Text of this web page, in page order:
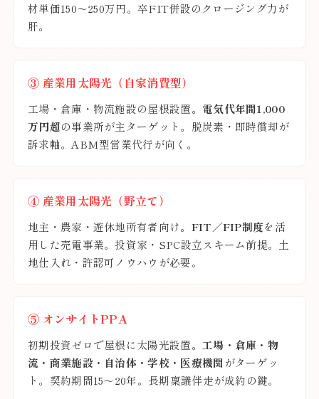
材単価150〜250万円。卒FIT併設のクロージング力が
肝。
③ 産業用太陽光（自家消費型）
工場・倉庫・物流施設の屋根設置。 電気代年間1,000
万円超の事業所が主ターゲット。脱炭素・即時償却が
訴求軸。ABM型営業代行が向く。
④ 産業用太陽光（野立て）
地主・農家・遊休地所有者向け。 FIT／FIP制度を活
用した売電事業。投資家・SPC設立スキーム前提。土
地仕入れ・許認可ノウハウが必要。
⑤ オンサイトPPA
初期投資ゼロで屋根に太陽光設置。 工場・倉庫・物
流・商業施設・自治体・学校・医療機関がターゲッ
ト。契約期間15〜20年。長期稟議伴走が成約の鍵。